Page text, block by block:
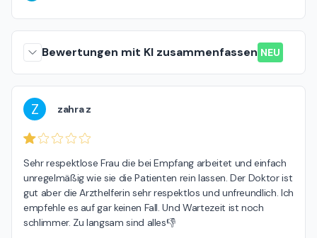
Bewertungen mit KI zusammenfassen NEU
Z zahra z
Sehr respektlose Frau die bei Empfang arbeitet und einfach
unregelmäßig wie sie die Patienten rein lassen. Der Doktor ist
gut aber die Arzthelferin sehr respektlos und unfreundlich. Ich
empfehle es auf gar keinen Fall. Und Wartezeit ist noch
schlimmer. Zu langsam sind alles👎